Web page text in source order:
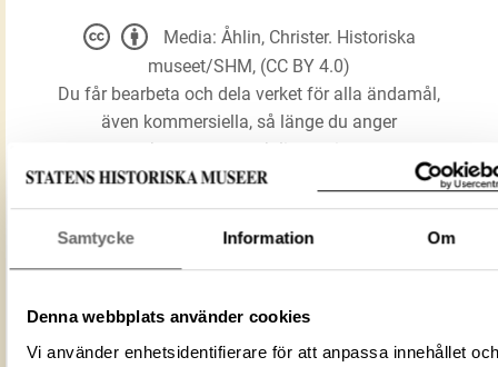
Samtycke Information Om
Denna webbplats använder cookies
Vi använder enhetsidentifierare för att anpassa innehållet och
Förmålsbenämning
Ringspänne
Spänne
Media: Åhlin, Christer. Historiska
museet/SHM, (CC BY 4.0)
Du får bearbeta och dela verket för alla ändamål,
även kommersiella, så länge du anger
upphovsperson och licensgivare.